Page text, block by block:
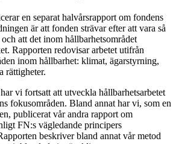
en separat halvårsrapport om fondens
är att fonden strävar efter att vara så
att det inom hållbarhetsområdet
Rapporten redovisar arbetet utifrån
inom hållbarhet: klimat, ägarstyrning,
rättigheter.
vi fortsatt att utveckla hållbarhetsarbetet
fokusområden. Bland annat har vi, som en
publicerat vår andra rapport om
FN:s vägledande principers
beskriver bland annat vår metod